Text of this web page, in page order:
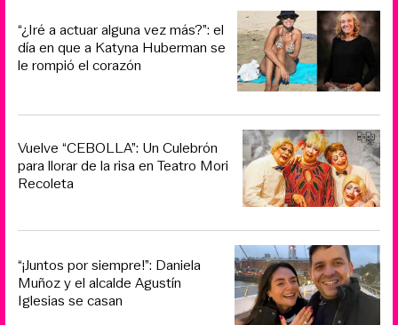
“¿Iré a actuar alguna vez más?”: el
día en que a Katyna Huberman se
le rompió el corazón
Vuelve “CEBOLLA”: Un Culebrón
para llorar de la risa en Teatro Mori
Recoleta
“¡Juntos por siempre!”: Daniela
Muñoz y el alcalde Agustín
Iglesias se casan